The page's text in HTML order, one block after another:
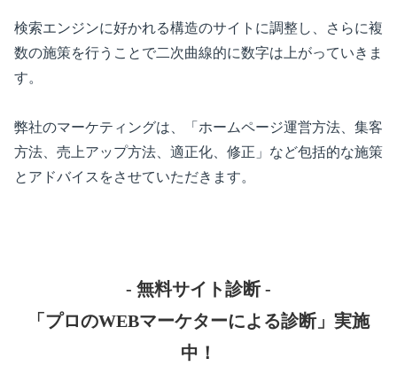
検索エンジンに好かれる構造のサイトに調整し、さらに複
数の施策を行うことで二次曲線的に数字は上がっていきま
す。
弊社のマーケティングは、「ホームページ運営方法、集客
方法、売上アップ方法、適正化、修正」など包括的な施策
とアドバイスをさせていただきます。
- 無料サイト診断 -
「プロのWEBマーケターによる診断」実施
中！